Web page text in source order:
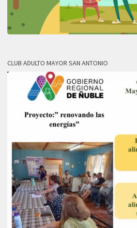
CLUB ADULTO MAYOR SAN ANTONIO